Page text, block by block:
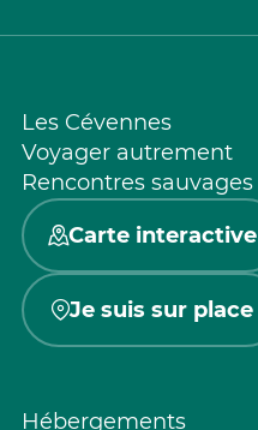
Les Cévennes
Voyager autrement
Rencontres sauvages
Carte interactive
Je suis sur place
Hébergements